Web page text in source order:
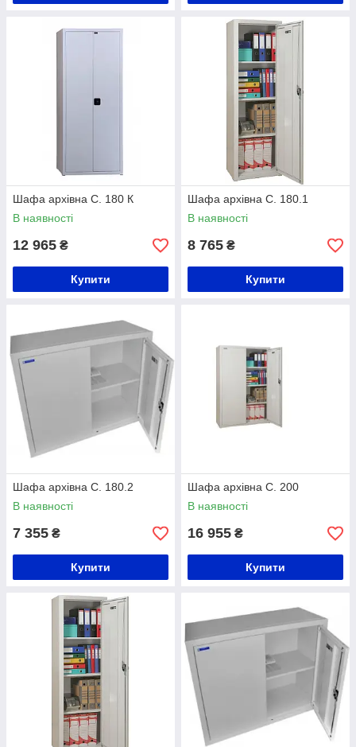
Шафа архівна С. 180 К
В наявності
12 965 ₴
Купити
Шафа архівна С. 180.1
В наявності
8 765 ₴
Купити
Шафа архівна С. 180.2
В наявності
7 355 ₴
Купити
Шафа архівна С. 200
В наявності
16 955 ₴
Купити